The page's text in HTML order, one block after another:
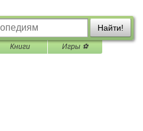
Найти!
Книги Игры ⚽